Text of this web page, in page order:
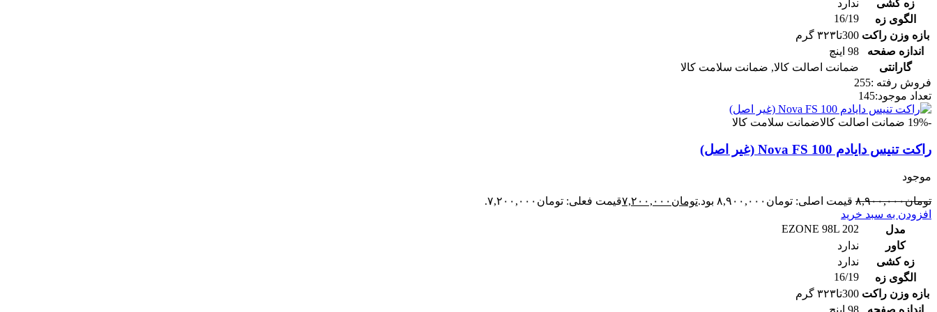
زه کشی
ندارد
الگوی زه
16/19
بازه وزن راکت 300تا۳۲۳ گرم
اندازه صفحه
98 اینچ
گارانتی
ضمانت اصالت کالا, ضمانت سلامت کالا
فروش رفته :255
تعداد موجود:145
-19% ضمانت اصالت کالاضمانت سلامت کالا
راکت تنیس دایادم Nova FS 100 (غیر اصل)
موجود
تومان۸,۹۰۰,۰۰۰ قیمت اصلی: تومان۸,۹۰۰,۰۰۰ بود. تومان ۷,۲۰۰,۰۰۰قیمت فعلی: تومان۷,۲۰۰,۰۰۰.
افزودن به سبد خرید
مدل
EZONE 98L 202
کاور
ندارد
زه کشی
ندارد
الگوی زه
16/19
بازه وزن راکت 300تا۳۲۳ گرم